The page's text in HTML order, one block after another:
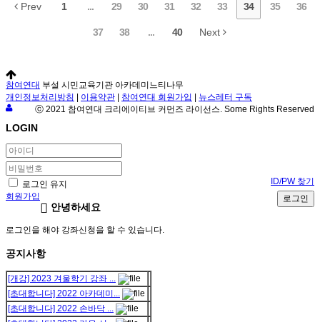
Prev 1 ... 29 30 31 32 33 34 35 36
37 38 ... 40 Next
참여연대 부설 시민교육기관 아카데미느티나무
개인정보처리방침
이용약관 참여연대 회원가입
뉴스레터 구독
ⓒ 2021 참여연대 크리에이티브 커먼즈 라이선스. Some Rights Reserved
LOGIN
로그인 유지
ID/PW 찾기
회원가입
로그인
안녕하세요
로그인을 해야 강좌신청을 할 수 있습니다.
공지사항
[개강] 2023 겨울학기 강좌 ...
[초대합니다] 2022 아카데미...
[초대합니다] 2022 손바닥 ...